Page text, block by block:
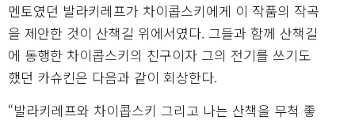
멘토였던 발라키레프가 차이콥스키에게 이 작품의 작곡
을 제안한 것이 산책길 위에서였다. 그들과 함께 산책길
에 동행한 차이콥스키의 친구이자 그의 전기를 쓰기도
했던 카슈킨은 다음과 같이 회상한다.
“발라키레프와 차이콥스키 그리고 나는 산책을 무척 좋